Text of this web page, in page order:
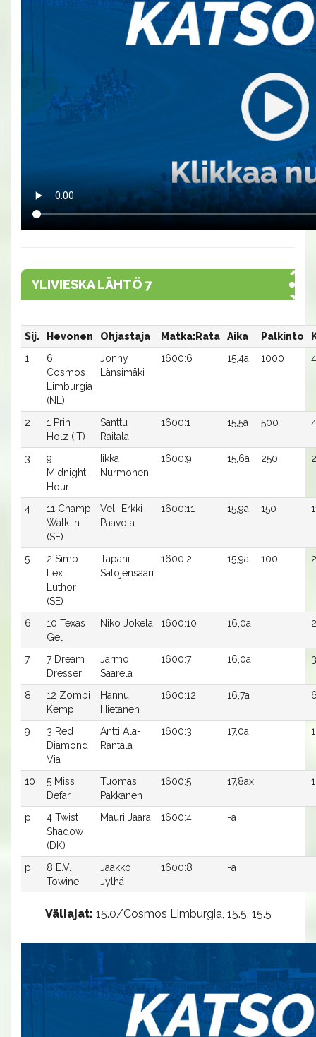
YLIVIESKA LÄHTÖ 7
Sij. Hevonen Ohjastaja Matka:Rata Aika Palkinto
1
6
Cosmos
Limburgia
(NL)
Jonny
Länsimäki
1600:6 15,4a 1000
2
1 Prin
Holz (IT)
Santtu
Raitala
1600:1 15,5a 500
3
9
Midnight
Hour
Iikka
Nurmonen
1600:9 15,6a 250
4
11 Champ
Walk In
(SE)
Veli-Erkki
Paavola
1600:11 15,9a 150
5
2 Simb
Lex
Luthor
(SE)
Tapani
Salojensaari
1600:2 15,9a 100
6
10 Texas
Gel
Niko Jokela 1600:10 16,0a
7
7 Dream
Dresser
Jarmo
Saarela
1600:7 16,0a
8
12 Zombi
Kemp
Hannu
Hietanen
1600:12 16,7a
9
3 Red
Diamond
Via
Antti Ala-
Rantala
1600:3 17,0a
10
5 Miss
Defar
Tuomas
Pakkanen
1600:5 17,8ax
p
4 Twist
Shadow
(DK)
Mauri Jaara 1600:4 -a
p
8 E.V.
Towine
Jaakko
Jylhä
1600:8 -a
Väliajat: 15.0/Cosmos Limburgia, 15.5, 15.5